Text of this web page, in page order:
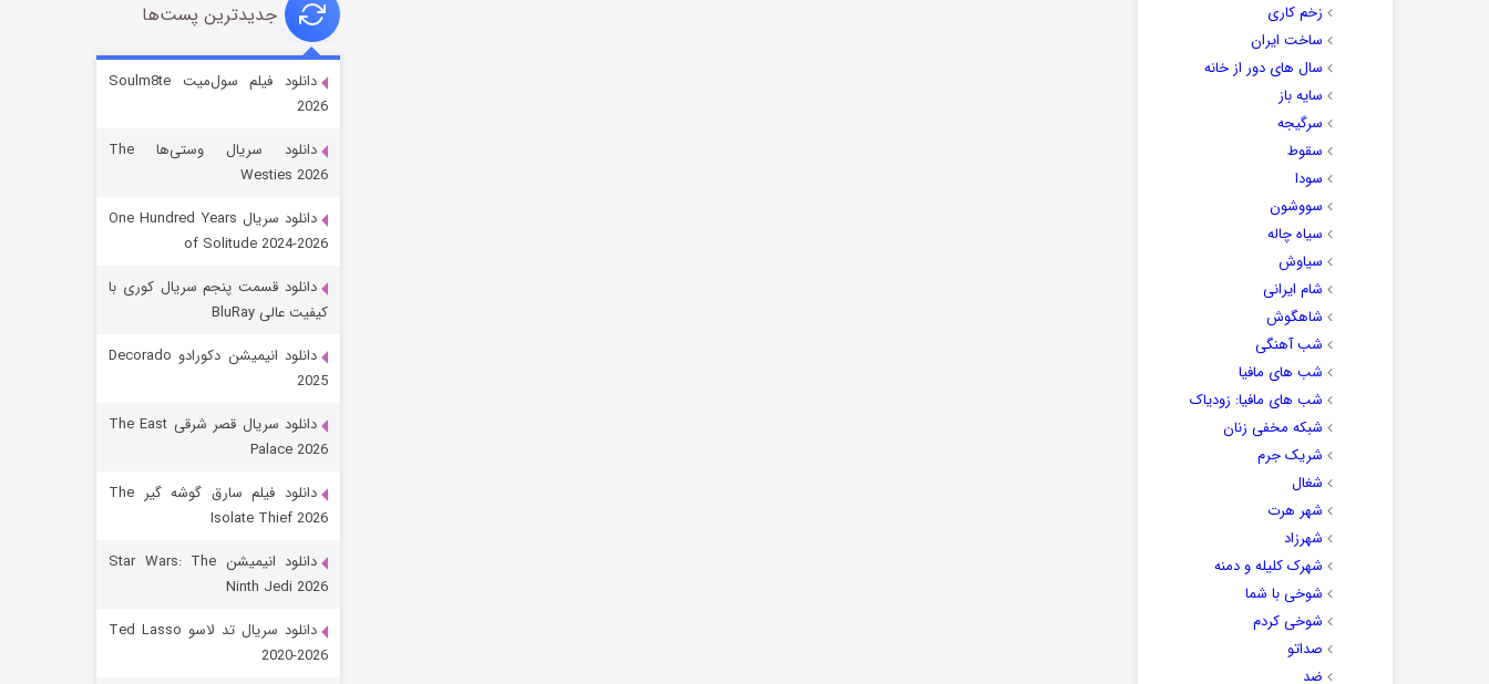
زخم کاری
ساخت ایران
سال های دور از خانه
سایه باز
سرگیجه
سقوط
سودا
سووشون
سیاه چاله
سیاوش
شام ایرانی
شاهگوش
شب آهنگی
شب های مافیا
شب های مافیا: زودیاک
شبکه مخفی زنان
شریک جرم
شغال
شهر هرت
شهرزاد
شهرک کلیله و دمنه
شوخی با شما
شوخی کردم
صداتو
ضد
قسمت6 (زیرنویس)
رویایی برای تو
قسمت15 (دوبله)
جدیدترین پست‌ها
دانلود فیلم سول‌میت Soulm8te
2026
دانلود سریال وستی‌ها The
Westies 2026
دانلود سریال One Hundred Years
of Solitude 2024-2026
دانلود قسمت پنجم سریال کوری با
کیفیت عالی BluRay
دانلود انیمیشن دکورادو Decorado
2025
دانلود سریال قصر شرقی The East
Palace 2026
دانلود فیلم سارق گوشه گیر The
Isolate Thief 2026
دانلود انیمیشن Star Wars: The
Ninth Jedi 2026
دانلود سریال تد لاسو Ted Lasso
2020-2026